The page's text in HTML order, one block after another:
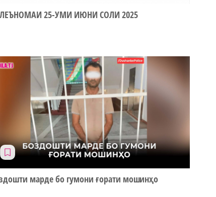
25-УМИ ИЮНИ СОЛИ 2025
марде бо гумони ғорати мошинҳо